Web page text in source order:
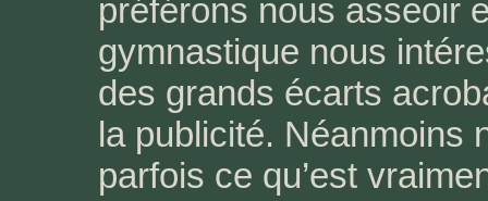
préférons nous asseoir
gymnastique nous
des grands écarts
la publicité. Néanmoins
parfois ce qu’est